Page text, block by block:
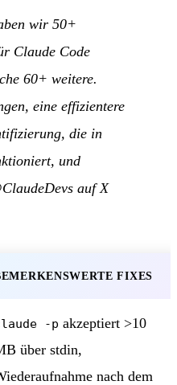
wir 50+
Claude Code
60+ weitere.
eine effizientere
die in
und
auf X
FIXES
-p akzeptiert >10
über stdin,
nach dem